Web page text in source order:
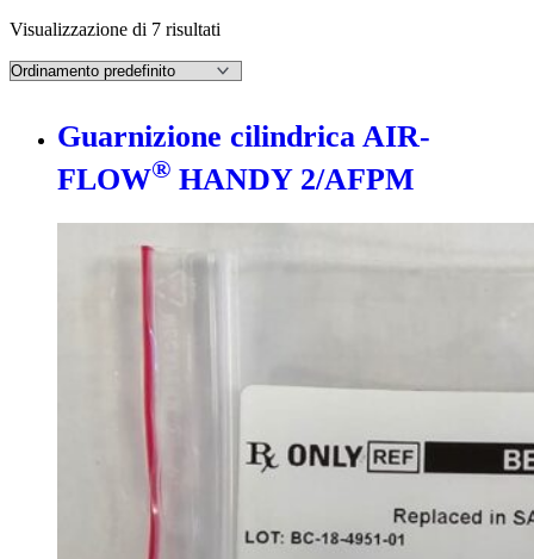
Visualizzazione di 7 risultati
Guarnizione cilindrica AIR-
FLOW® HANDY 2/AFPM